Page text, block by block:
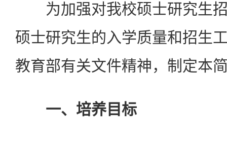
为加强对我校硕士研究生招
硕士研究生的入学质量和招生
教育部有关文件精神，制定本
一、培养目标